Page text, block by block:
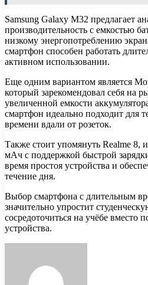
Samsung Galaxy M32 предлагает
производительность с емкостью
низкому энергопотреблению
смартфон способен работать
активном использовании.
Еще одним вариантом является
который зарекомендовал себя на
увеличенной емкости
смартфон идеально подходит для
времени вдали от розеток.
Также стоит упомянуть Realme
мАч с поддержкой быстрой
время простоя устройства и
течение дня.
Выбор смартфона с длительным
значительно упростит
сосредоточиться на учёбе вместо
устройства.